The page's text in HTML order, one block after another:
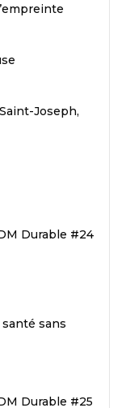
Joseph,
Durable #24
sans
Durable #25